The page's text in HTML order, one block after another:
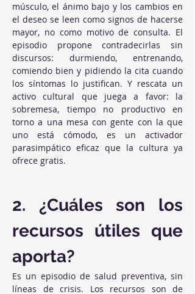
músculo, el ánimo bajo y los cambios en
el deseo se leen como signos de hacerse
mayor, no como motivo de consulta. El
episodio propone contradecirlas sin
discursos: durmiendo, entrenando,
comiendo bien y pidiendo la cita cuando
los síntomas lo justifican. Y rescata un
activo cultural que juega a favor: la
sobremesa, tiempo no productivo en
torno a una mesa con gente con la que
uno está cómodo, es un activador
parasimpático eficaz que la cultura ya
ofrece gratis.
2. ¿Cuáles son los
recursos útiles que
aporta?
Es un episodio de salud preventiva, sin
líneas de crisis. Los recursos son de